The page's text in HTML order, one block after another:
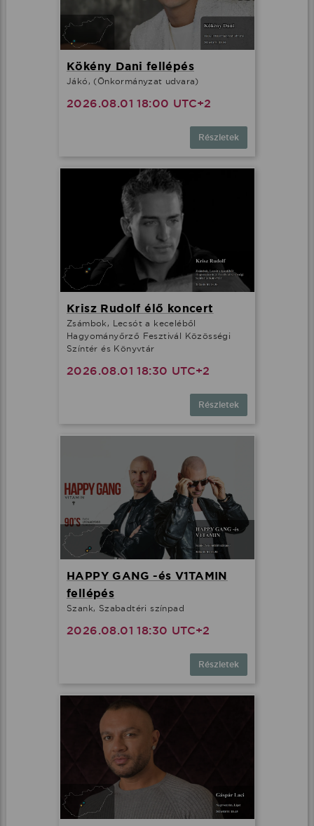
Kökény Dani fellépés
Jákó, (Önkormányzat udvara)
2026.08.01 18:00 UTC+2
Részletek
Krisz Rudolf élő koncert
Zsámbok, Lecsót a keceléből
Hagyományőrző Fesztivál Közösségi
Színtér és Könyvtár
2026.08.01 18:30 UTC+2
Részletek
HAPPY GANG -és V1TAMIN
fellépés
Szank, Szabadtéri színpad
2026.08.01 18:30 UTC+2
Részletek